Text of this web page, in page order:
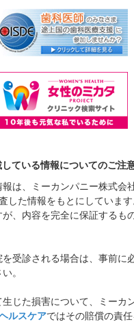
している情報についてのご注意
は、ミーカンパニー株式会
した情報をもとにしていま
、内容を完全に保証するも
受診される場合は、事前に
。
じた損害について、ミーカ
ルスケアではその賠償の責